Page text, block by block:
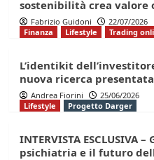
sostenibilità crea valore
Fabrizio Guidoni
22/07/2026
Finanza
Lifestyle Trading
L’identikit
nuova ricerca
Andrea Fiorini
25/06/2026
Lifestyle
Progetto Darger
INTERVISTA ESCLUSIVA
psichiatria e il futuro